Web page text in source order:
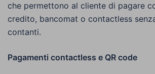
che permettono al cliente di pagare
credito, bancomat o contactless
contanti.
Pagamenti contactless e QR code